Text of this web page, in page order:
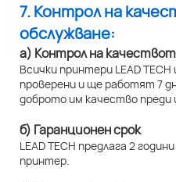
7. Контрол на
обслужване:
а) Контрол на
Всички принтери LEAD
проверени и ще работят 7
доброто им качество преди
б) Гаранционен срок
LEAD TECH предлага 2
принтер.